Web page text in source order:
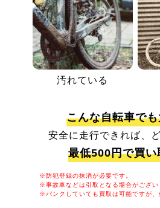
汚れている
こんな自転車で
安全に走行できれば、
最低500円で買い
※防犯登録の抹消が必要です。
※事故車などは引取となる場合がござい
※パンクしていても買取は可能ですが、